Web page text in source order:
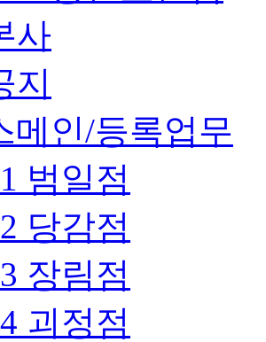
사
지
메인/등록업무
범일점
당감점
장림점
괴정점